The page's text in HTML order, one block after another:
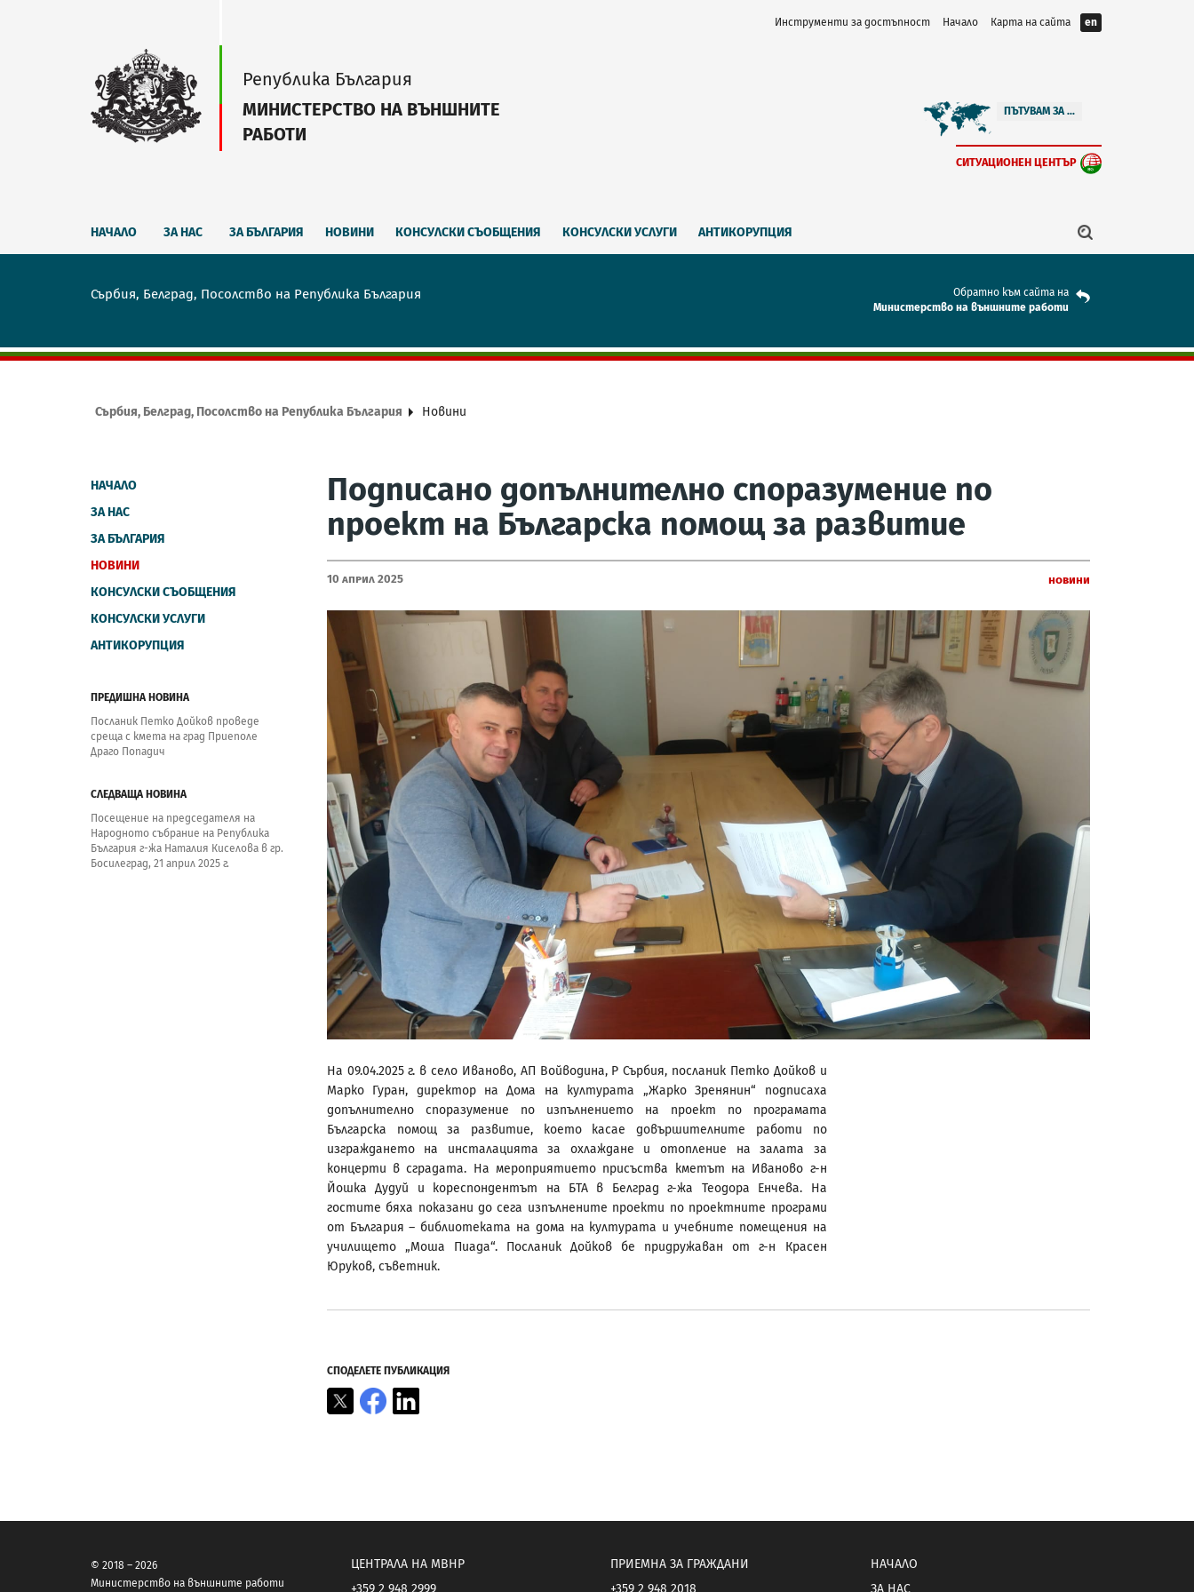
Инструменти за достъпност Начало Карта на сайта en
Република България
МИНИСТЕРСТВО НА ВЪНШНИТЕ
РАБОТИ
ПЪТУВАМ ЗА ...
СИТУАЦИОНЕН ЦЕНТЪР
НАЧАЛО ЗА НАС ЗА БЪЛГАРИЯ НОВИНИ КОНСУЛСКИ СЪОБЩЕНИЯ КОНСУЛСКИ УСЛУГИ АНТИКОРУПЦИЯ
Сърбия, Белград, Посолство на Република България
Обратно към сайта на
Mинистерство на външните работи
Сърбия, Белград, Посолство на Република България Новини
НАЧАЛО
ЗА НАС
ЗА БЪЛГАРИЯ
НОВИНИ
КОНСУЛСКИ СЪОБЩЕНИЯ
КОНСУЛСКИ УСЛУГИ
АНТИКОРУПЦИЯ
ПРЕДИШНА НОВИНА
Посланик Петко Дойков проведе
среща с кмета на град Приеполе
Драго Попадич
СЛЕДВАЩА НОВИНА
Посещение на председателя на
Народното събрание на Република
България г-жа Наталия Киселова в гр.
Босилеград, 21 април 2025 г.
Подписано допълнително споразумение по
проект на Българска помощ за развитие
10 Април 2025 Новини
На 09.04.2025 г. в село Иваново, АП Войводина, Р Сърбия, посланик Петко Дойков и
Марко Гуран, директор на Дома на културата „Жарко Зренянин“ подписаха
допълнително споразумение по изпълнението на проект по програмата
Българска помощ за развитие, което касае довършителните работи по
изграждането на инсталацията за охлаждане и отопление на залата за
концерти в сградата. На мероприятието присъства кметът на Иваново г-н
Йошка Дудуй и кореспондентът на БТА в Белград г-жа Теодора Енчева. На
гостите бяха показани до сега изпълнените проекти по проектните програми
от България – библиотеката на дома на културата и учебните помещения на
училището „Моша Пиада“. Посланик Дойков бе придружаван от г-н Красен
Юруков, съветник.
СПОДЕЛЕТЕ ПУБЛИКАЦИЯ
X Facebook
© 2018 – 2026
Министерство на външните работи
ЦЕНТРАЛА НА МВНР
ПРИЕМНА ЗА ГРАЖДАНИ
НАЧАЛО